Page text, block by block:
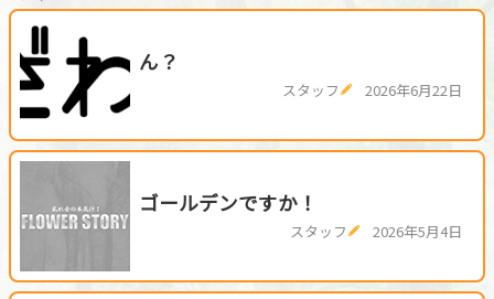
ん？
スタッフ 2026年6月22日
ゴールデンですか！
スタッフ 2026年5月4日